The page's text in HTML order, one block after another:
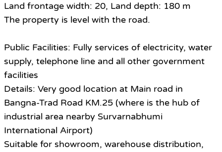
Land frontage width: 20, Land depth: 180 m
The property is level with the road.
Public Facilities: Fully services of electricity, water
supply, telephone line and all other government
facilities
Details: Very good location at Main road in
Bangna-Trad Road KM.25 (where is the hub of
industrial area nearby Survarnabhumi
International Airport)
Suitable for showroom, warehouse distribution,